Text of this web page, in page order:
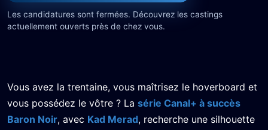
Les candidatures sont fermées. Découvrez les castings
actuellement ouverts près de chez vous.
Vous avez la trentaine, vous maîtrisez le hoverboard et
vous possédez le vôtre ? La série Canal+ à succès
Baron Noir, avec Kad Merad, recherche une silhouette